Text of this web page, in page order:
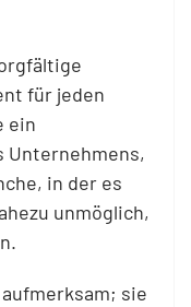
für jeden
ein
Unternehmens,
in der es
unmöglich,
sie